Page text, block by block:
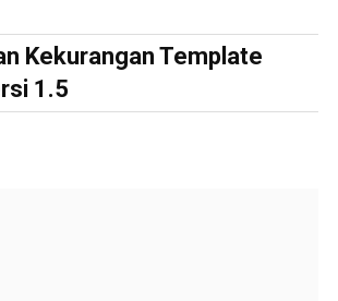
Kekurangan Template
1.5